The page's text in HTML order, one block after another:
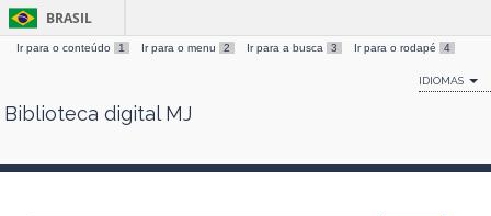
Skip
BRASIL
Ir para o conteúdo 1 Ir para o menu 2 Ir para a busca 3 Ir para o rodapé 4
IDIOMAS
Biblioteca digital MJ